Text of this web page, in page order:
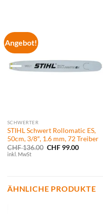
Angebot!
SCHWERTER
STIHL Schwert Rollomatic ES,
50cm, 3/8″, 1.6 mm, 72 Treiber
CHF136.00 Ursprünglicher
CHF99.00Aktueller
inkl. MwSt
ÄHNLICHE PRODUKTE